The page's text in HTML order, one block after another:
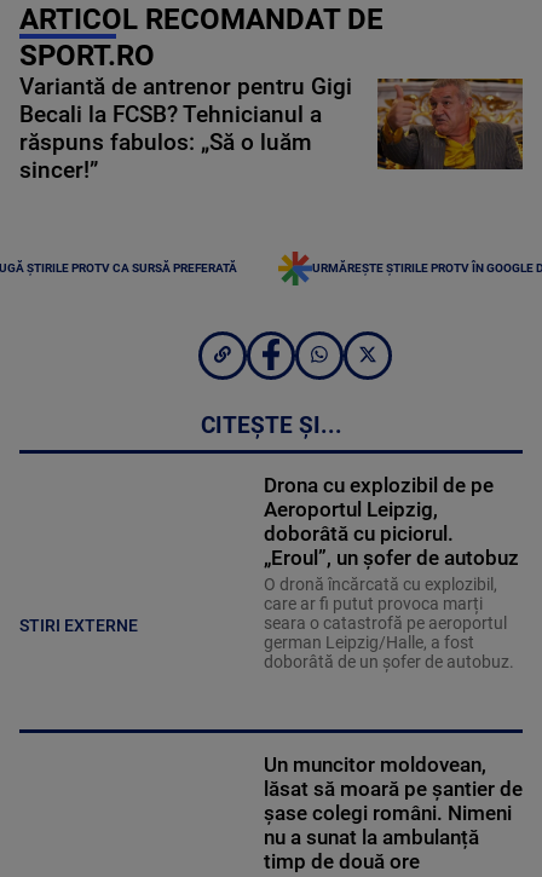
ARTICOL RECOMANDAT DE
SPORT.RO
Variantă de antrenor pentru Gigi
Becali la FCSB? Tehnicianul a
răspuns fabulos: „Să o luăm
sincer!”
ȘTIRILE PROTV CA SURSĂ PREFERATĂ URMĂREȘTE ȘTIRILE PROTV ÎN GOOGLE
CITEȘTE ȘI...
STIRI EXTERNE
Drona cu explozibil de pe
Aeroportul Leipzig,
doborâtă cu piciorul.
„Eroul”, un șofer de autobuz
O dronă încărcată cu explozibil,
care ar fi putut provoca marți
seara o catastrofă pe aeroportul
german Leipzig/Halle, a fost
doborâtă de un șofer de autobuz.
Un muncitor moldovean,
lăsat să moară pe șantier de
șase colegi români. Nimeni
nu a sunat la ambulanță
timp de două ore